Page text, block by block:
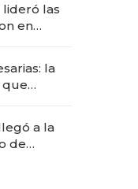
lideró las
en
la
que
a la
de